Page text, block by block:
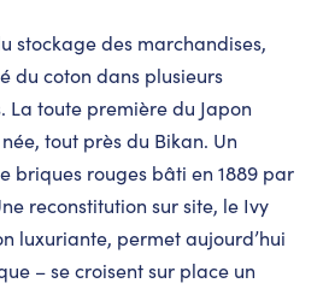
stockage des marchandises,
du coton dans plusieurs
La toute première du Japon
tout près du Bikan. Un
briques rouges bâti en 1889 par
reconstitution sur site, le Ivy
luxuriante, permet aujourd’hui
– se croisent sur place un